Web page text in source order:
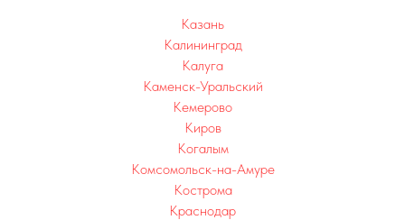
Казань
Калининград
Калуга
Каменск-Уральский
Кемерово
Киров
Когалым
Комсомольск-на-Амуре
Кострома
Краснодар